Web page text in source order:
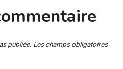
publiée. Les champs obligatoires